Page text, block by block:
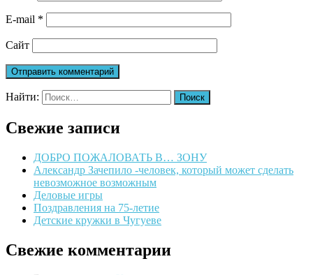
E-mail *
Сайт
Найти:
Свежие записи
ДОБРО ПОЖАЛОВАТЬ В… ЗОНУ
Александр Зачепило -человек, который может сделать
невозможное возможным
Деловые игры
Поздравления на 75-летие
Детские кружки в Чугуеве
Свежие комментарии